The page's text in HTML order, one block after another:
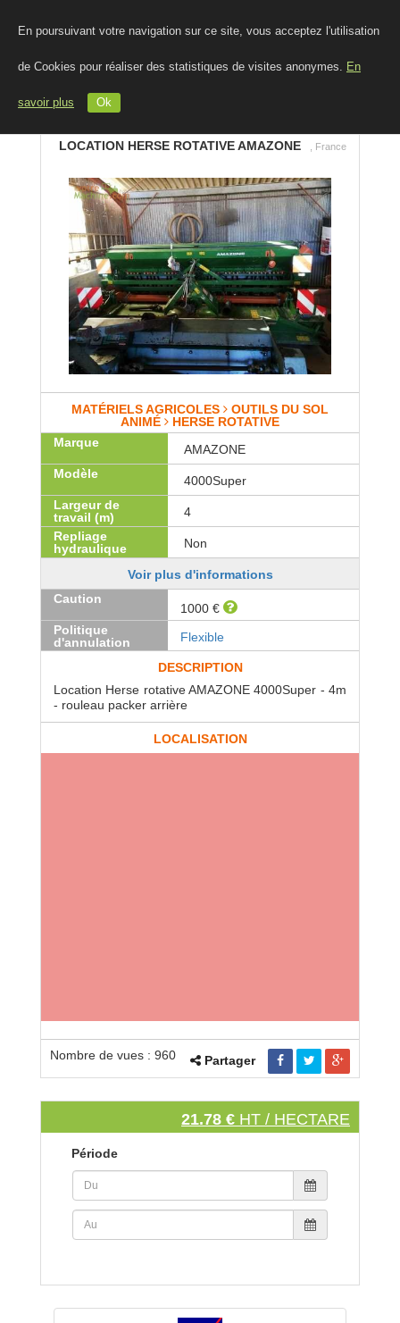
En poursuivant votre navigation sur ce site, vous acceptez l'utilisation
de Cookies pour réaliser des statistiques de visites anonymes. En
savoir plus Ok
LOCATION HERSE ROTATIVE AMAZONE , France
MATÉRIELS AGRICOLES
OUTILS DU SOL
ANIMÉ
HERSE ROTATIVE
Marque
AMAZONE
Modèle
4000Super
Largeur de
travail (m)
4
Repliage
hydraulique
Non
Voir plus d'informations
Caution
1000 €
Politique
d'annulation
Flexible
DESCRIPTION
Location Herse rotative AMAZONE 4000Super - 4m
- rouleau packer arrière
LOCALISATION
Nombre de vues : 960 Partager
21.78 € HT / HECTARE
Période